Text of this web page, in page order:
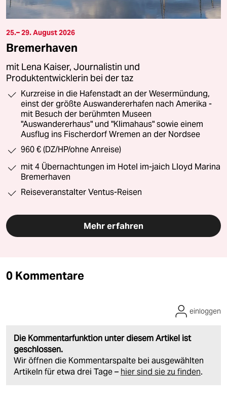
25.– 29. August 2026
Bremerhaven
mit Lena Kaiser, Journalistin und
Produktentwicklerin bei der taz
Kurzreise in die Hafenstadt an der Wesermündung,
einst der größte Auswandererhafen nach Amerika -
mit Besuch der berühmten Museen
"Auswandererhaus" und "Klimahaus" sowie einem
Ausflug ins Fischerdorf Wremen an der Nordsee
960 € (DZ/HP/ohne Anreise)
mit 4 Übernachtungen im Hotel im-jaich Lloyd Marina
Bremerhaven
Reiseveranstalter Ventus-Reisen
Mehr erfahren
0 Kommentare
Die Kommentarfunktion unter diesem Artikel ist
geschlossen.
Wir öffnen die Kommentarspalte bei ausgewählten
Artikeln für etwa drei Tage – hier sind sie zu finden.
einloggen